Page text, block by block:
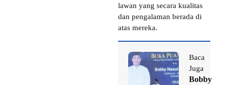
lawan yang secara kualitas
dan pengalaman berada di
atas mereka.
Baca
Juga
Bobby